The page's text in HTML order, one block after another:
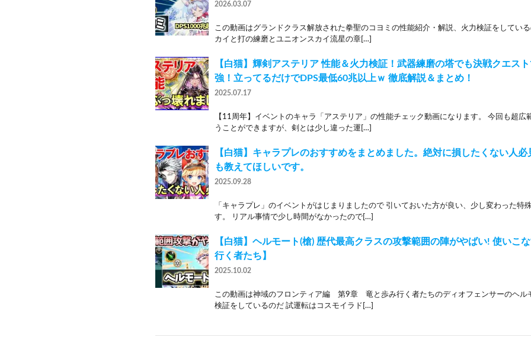
2026.03.07
この動画はグランドクラス解放された拳聖のコヨミの性能紹介・解説、火力検証をしてい
カイと打の練磨とユニオンスカイ流星の章[…]
【白猫】輝剣アステリア 性能＆火力検証！武器練磨の塔でも決戦クエス
強！立ってるだけでDPS最低60兆以上ｗ 徹底解説＆まとめ！
2025.07.17
【11周年】イベントのキャラ「アステリア」の性能チェック動画になります。 今回も超広
うことができますが、剣とは少し違った運[…]
【白猫】キャラプレのおすすめをまとめました。絶対に損したくない人
も教えてほしいです。
2025.09.28
「キャラプレ」のイベントがはじまりましたので 引いておいた方が良い、少し変わった特
す。 リアル事情で少し時間がなかったので[…]
【白猫】ヘルモート(槍) 歴代最高クラスの攻撃範囲の陣がやばい! 使いこ
行く者たち】
2025.10.02
この動画は神域のフロンティア編 第9章 竜と歩み行く者たちのディオフェンサーのヘル
検証をしているのだ 試運転はコスモイラド[…]